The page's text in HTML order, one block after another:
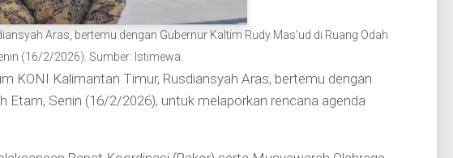
Aras, bertemu dengan Gubernur Kaltim Rudy Mas’ud di Ruang Odah
(16/2/2026). Sumber: Istimewa.
KONI Kalimantan Timur, Rusdiansyah Aras, bertemu dengan
Etam, Senin (16/2/2026), untuk melaporkan rencana agenda